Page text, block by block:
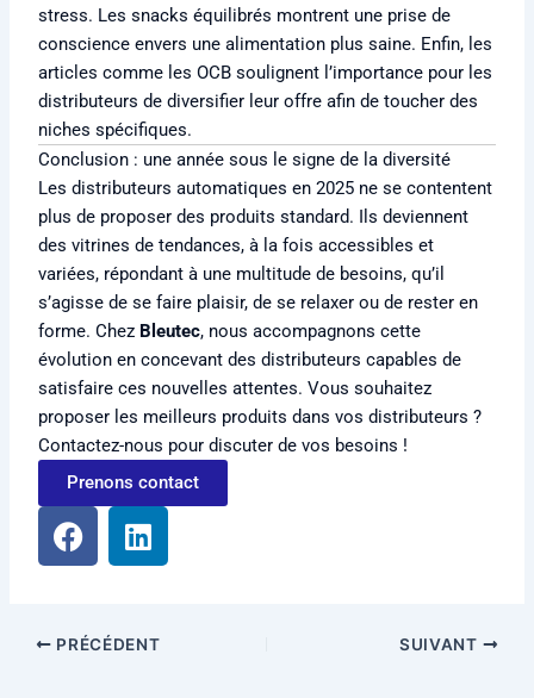
stress. Les snacks équilibrés montrent une prise de
conscience envers une alimentation plus saine. Enfin, les
articles comme les OCB soulignent l’importance pour les
distributeurs de diversifier leur offre afin de toucher des
niches spécifiques.
Conclusion : une année sous le signe de la diversité
Les distributeurs automatiques en 2025 ne se contentent
plus de proposer des produits standard. Ils deviennent
des vitrines de tendances, à la fois accessibles et
variées, répondant à une multitude de besoins, qu’il
s’agisse de se faire plaisir, de se relaxer ou de rester en
forme. Chez Bleutec, nous accompagnons cette
évolution en concevant des distributeurs capables de
satisfaire ces nouvelles attentes. Vous souhaitez
proposer les meilleurs produits dans vos distributeurs ?
Contactez-nous pour discuter de vos besoins !
Prenons contact
F
a
b
L
i
e
PRÉCÉDENT SUIVANT